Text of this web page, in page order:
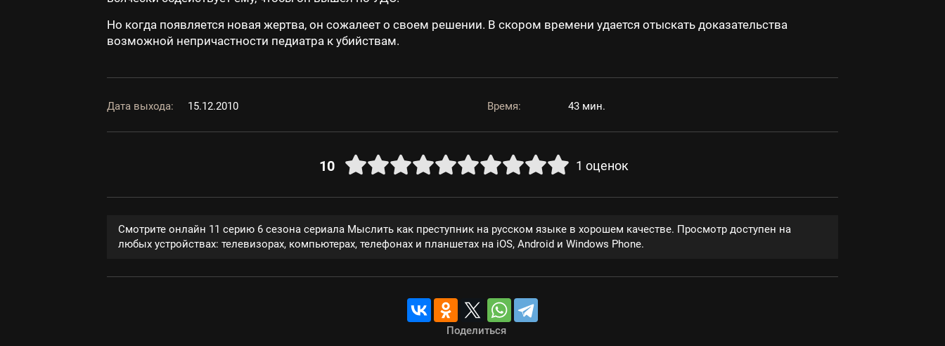
Но когда появляется новая жертва, он сожалеет о своем решении. В скором времени удается отыскать доказательства
возможной непричастности педиатра к убийствам.
Дата выхода: 15.12.2010 Время: 43 мин.
10 1 оценок
Смотрите онлайн 11 серию 6 сезона сериала Мыслить как преступник на русском языке в хорошем качестве. Просмотр доступен на
любых устройствах: телевизорах, компьютерах, телефонах и планшетах на iOS, Android и Windows Phone.
Поделиться